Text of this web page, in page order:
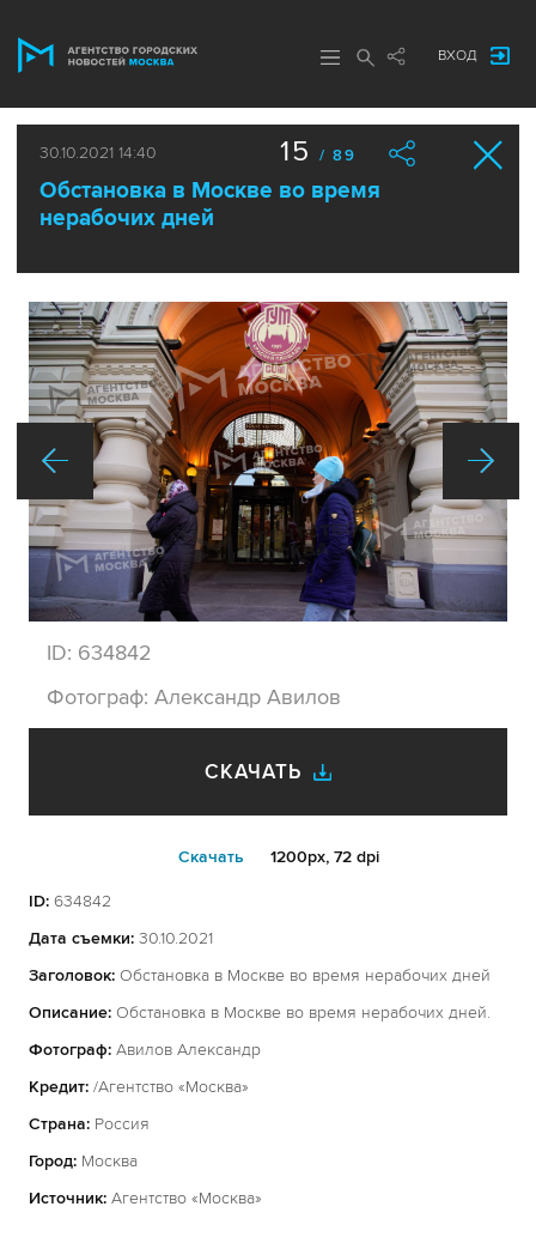
ВХОД
30.10.2021 14:40
Обстановка в Москве во время
нерабочих дней
15 / 89
ID: 634842
Фотограф: Александр Авилов
СКАЧАТЬ
Cкачать 1200px, 72 dpi
ID: 634842
Дата съемки: 30.10.2021
Заголовок: Обстановка в Москве во время нерабочих дней
Описание: Обстановка в Москве во время нерабочих дней.
Фотограф: Авилов Александр
Кредит: /Агентство «Москва»
Страна: Россия
Город: Москва
Источник: Агентство «Москва»